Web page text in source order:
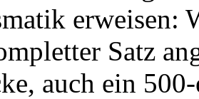
erweisen:
Satz
auch ein